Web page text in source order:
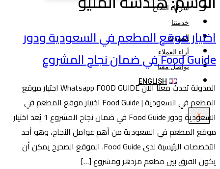
شركاء النجاح
خدمتنا
المدونة
أراء العملاء
تواصل معنا
ENGLISH
X
اختيار موقع المطعم في السعودية ودور
Food Guide في ضمان نجاح المشروع
المدونة تحدث معنا الان Whatsapp FOOD GUIDE اختيار موقع
المطعم في السعودية | Food Guide اختيار موقع المطعم في
السعودية ودور Food Guide في ضمان نجاح المشروع 1 يُعد اختيار
موقع المطعم في السعودية من أهم عوامل النجاح، وهو أحد
التخصصات الرئيسية لدى Food Guide. الموقع الصحيح يمكن أن
يكون الفرق بين مطعم مزدهر ومشروع […]